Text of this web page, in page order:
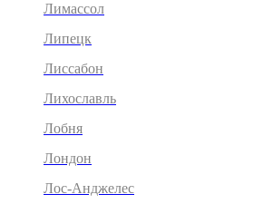
Лимассол
Липецк
Лиссабон
Лихославль
Лобня
Лондон
Лос-Анджелес